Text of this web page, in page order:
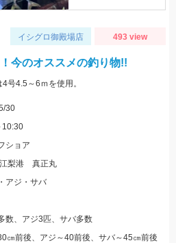
イシグロ御殿場店 493 view
今のオススメの釣り物!!
号4.5～6ｍを使用。
30
10:30
ショア
梨港 真正丸
アジ・サバ
数、アジ3匹、サバ多数
㎝前後、アジ～40前後、サバ～45㎝前後